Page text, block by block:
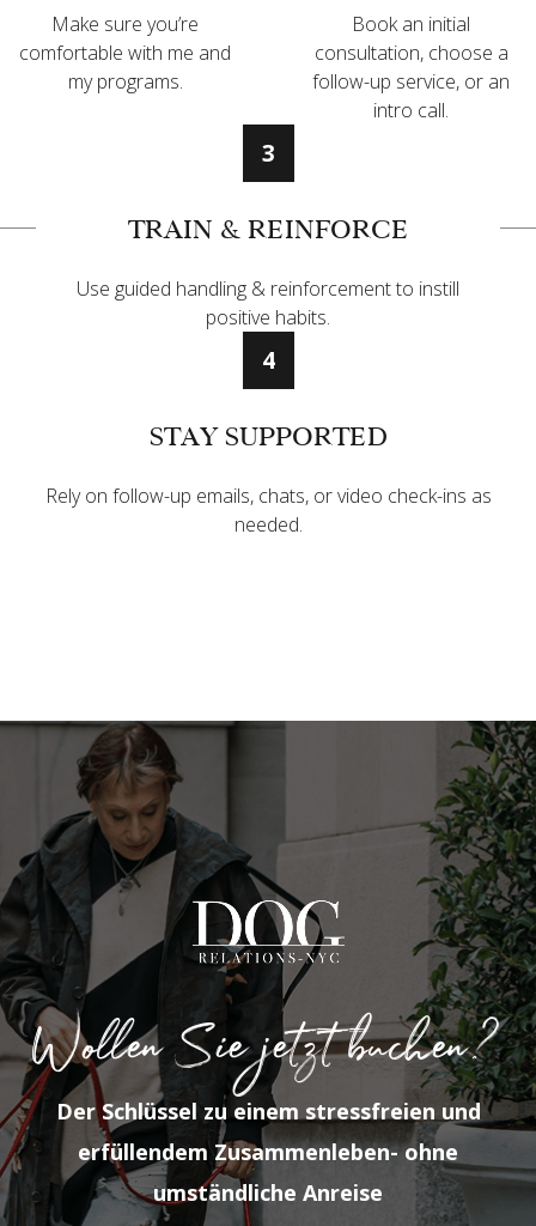
Make sure you’re
comfortable with me and
my programs.
Book an initial
consultation, choose a
follow-up service, or an
intro call.
3
TRAIN & REINFORCE
Use guided handling & reinforcement to instill
positive habits.
4
STAY SUPPORTED
Rely on follow-up emails, chats, or video check-ins as
needed.
Wollen Sie jetzt buchen?
Der Schlüssel zu einem stressfreien und
erfüllendem Zusammenleben- ohne
umständliche Anreise